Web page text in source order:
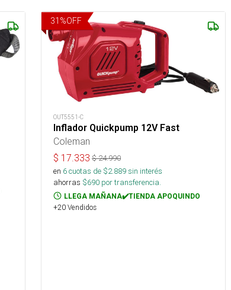
31 %OFF
OUT5551-C
Inflador Quickpump 12V Fast
Coleman
$ 17.333 $24.990
en 6cuotas de $2.889sin interés
ahorras $690 por transferencia.
LLEGA MAÑANA✔️TIENDA APOQUINDO
+20 Vendidos